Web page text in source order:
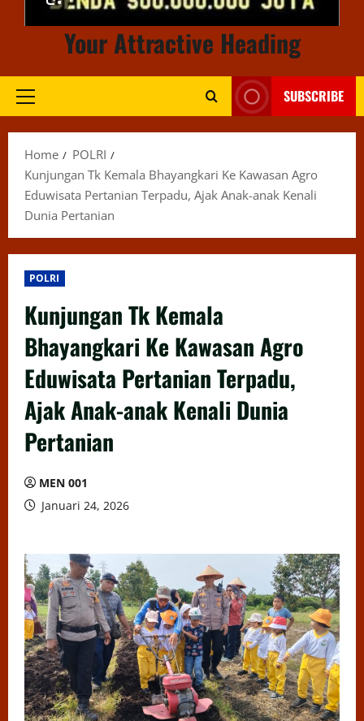
Your Attractive Heading
Primary
SUBSCRIBE
Home
POLRI
Kunjungan Tk Kemala Bhayangkari Ke Kawasan Agro
Eduwisata Pertanian Terpadu, Ajak Anak-anak Kenali
Dunia Pertanian
POLRI
Kunjungan Tk Kemala
Bhayangkari Ke Kawasan Agro
Eduwisata Pertanian Terpadu,
Ajak Anak-anak Kenali Dunia
Pertanian
MEN 001
Januari 24, 2026